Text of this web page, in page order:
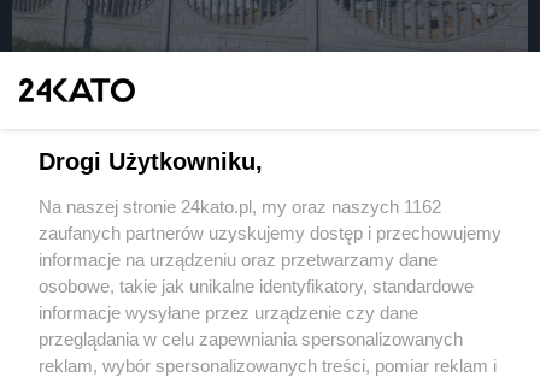
Nowy Burger King w Katowicach. Otwarcie
2024 r.
4 / 5
Wydawca mediów lokalnych
Drogi Użytkowniku,
Na naszej stronie 24kato.pl, my oraz naszych 1162
zaufanych partnerów uzyskujemy dostęp i przechowujemy
informacje na urządzeniu oraz przetwarzamy dane
osobowe, takie jak unikalne identyfikatory, standardowe
informacje wysyłane przez urządzenie czy dane
przeglądania w celu zapewniania spersonalizowanych
reklam, wybór spersonalizowanych treści, pomiar reklam i